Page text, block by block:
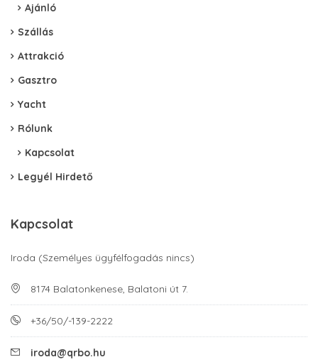
Ajánló
Szállás
Attrakció
Gasztro
Yacht
Rólunk
Kapcsolat
Legyél Hirdető
Kapcsolat
Iroda (Személyes ügyfélfogadás nincs)
8174 Balatonkenese, Balatoni út 7.
+36/50/-139-2222
iroda@qrbo.hu